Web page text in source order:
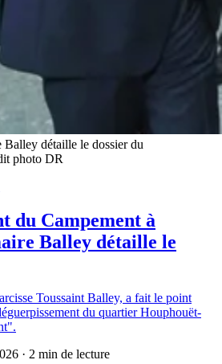
Balley détaille le dossier du
photo DR
du Campement à
Balley détaille le
Toussaint Balley, a fait le point
du quartier Houphouët-
· 2 min de lecture